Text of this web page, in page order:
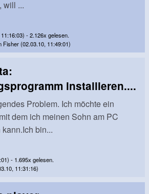
will ...
- 2.126x gelesen.
Fisher (02.03.10, 11:49:01)
installieren....
Problem. Ich möchte ein
dem ich meinen Sohn am PC
bin...
- 1.695x gelesen.
11:31:16)